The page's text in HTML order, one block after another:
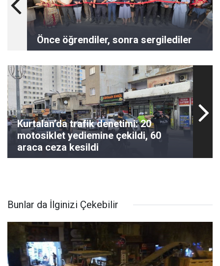
Önce öğrendiler, sonra sergilediler
Kurtalan’da trafik denetimi: 20
motosiklet yediemine çekildi, 60
araca ceza kesildi
Bunlar da İlginizi Çekebilir